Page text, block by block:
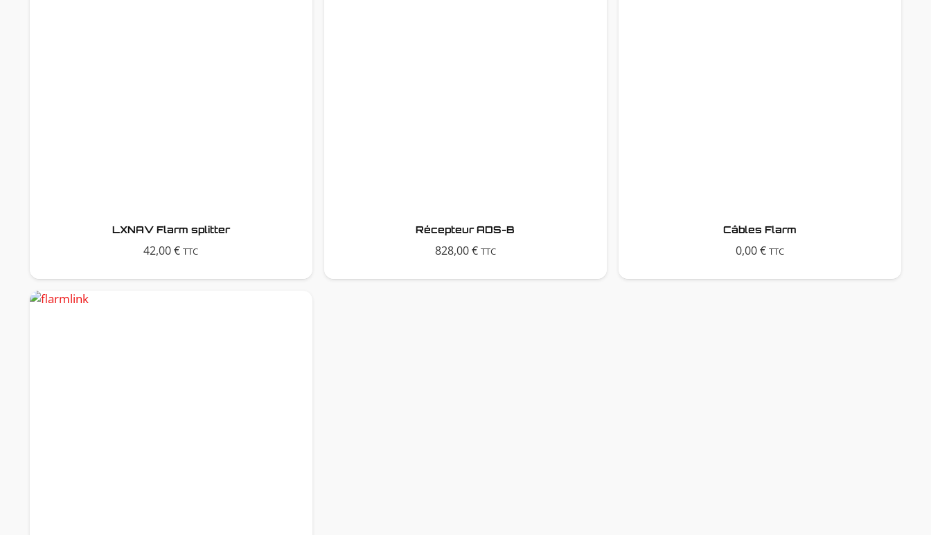
LXNAV Flarm splitter
42,00€ TTC
Récepteur ADS-B
828,00€ TTC
Câbles Flarm
0,00€ TTC